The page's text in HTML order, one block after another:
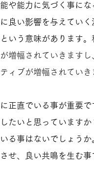
や能力に気づく事に
良い影響を与えてい
いう意味があります。
増幅されていきます
ィブが増幅されていき
正直でいる事が重要
たいと思っています
る事はないでしょう
せ、良い共鳴を生む